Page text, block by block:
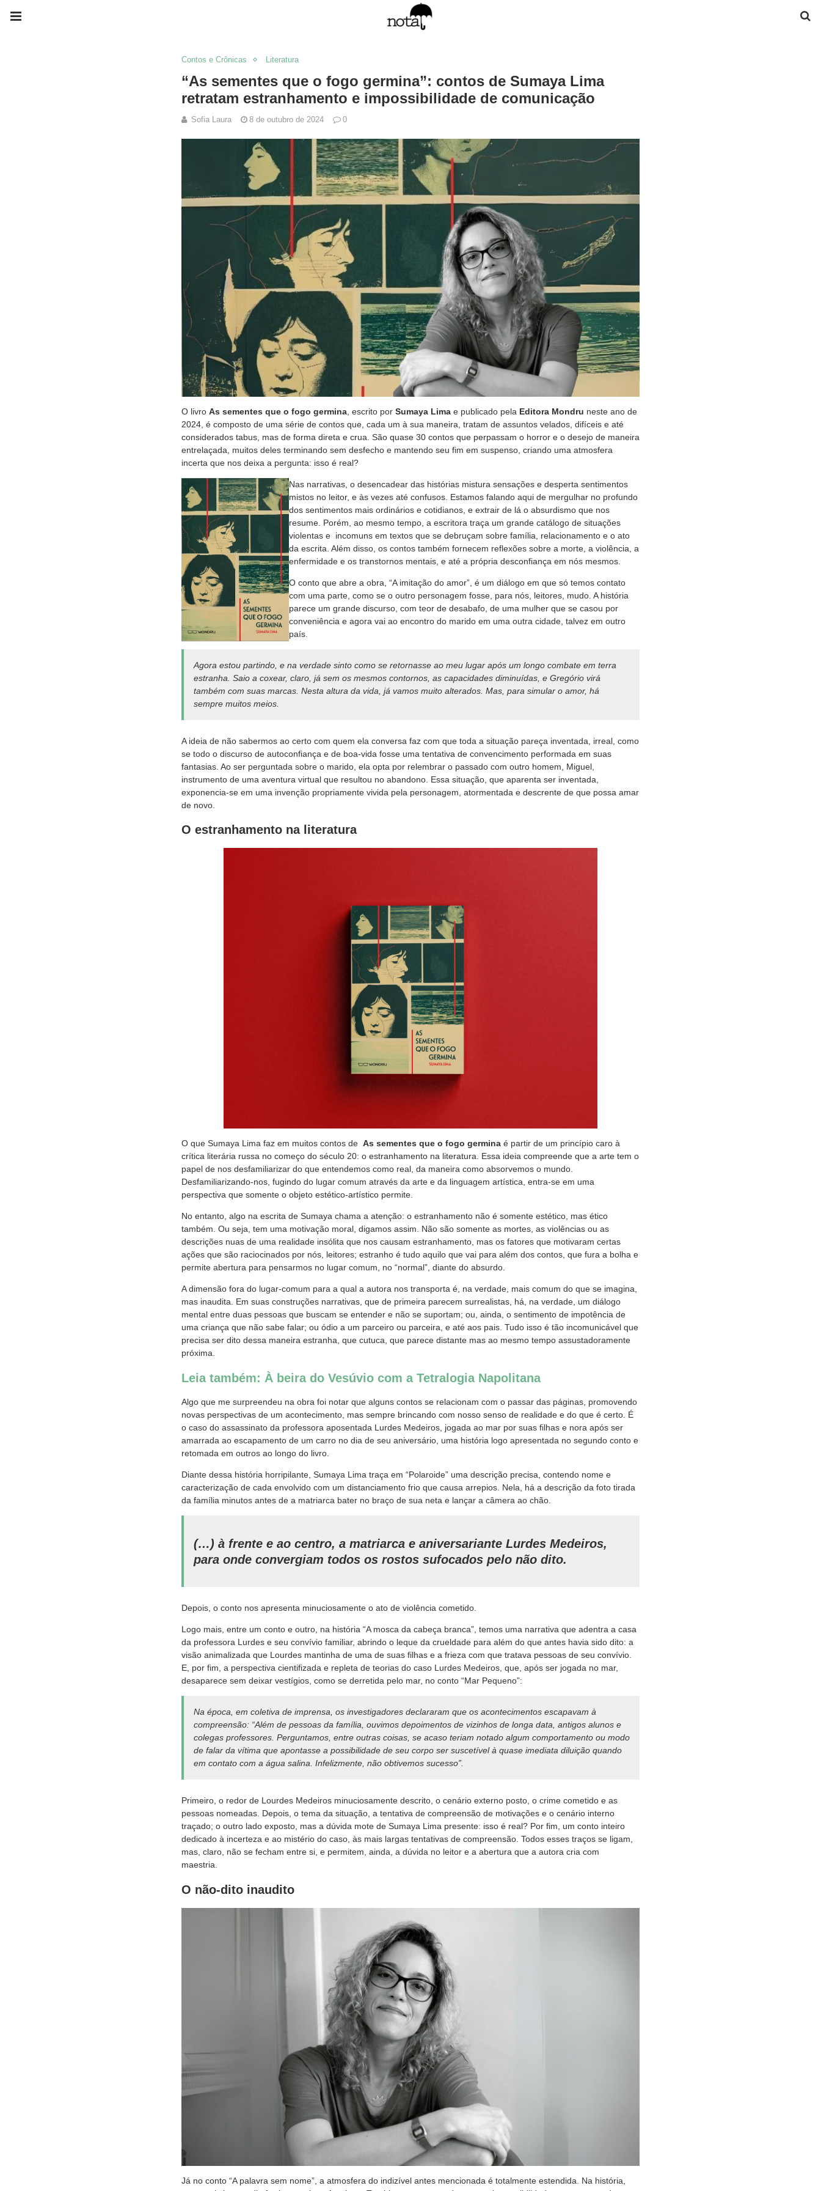
Contos e Crônicas Literatura
“As sementes que o fogo germina”: contos de Sumaya Lima
retratam estranhamento e impossibilidade de comunicação
Sofia Laura 8 de outubro de 2024 0
O livro As sementes que o fogo germina , escrito por Sumaya Lima e publicado pela Editora Mondru neste ano de
2024, é composto de uma série de contos que, cada um à sua maneira, tratam de assuntos velados, difíceis e até
considerados tabus, mas de forma direta e crua. São quase 30 contos que perpassam o horror e o desejo de maneira
entrelaçada, muitos deles terminando sem desfecho e mantendo seu fim em suspenso, criando uma atmosfera
incerta que nos deixa a pergunta: isso é real?
Nas narrativas, o desencadear das histórias mistura sensações e desperta sentimentos
mistos no leitor, e às vezes até confusos. Estamos falando aqui de mergulhar no profundo
dos sentimentos mais ordinários e cotidianos, e extrair de lá o absurdismo que nos
resume. Porém, ao mesmo tempo, a escritora traça um grande catálogo de situações
violentas e incomuns em textos que se debruçam sobre família, relacionamento e o ato
da escrita. Além disso, os contos também fornecem reflexões sobre a morte, a violência, a
enfermidade e os transtornos mentais, e até a própria desconfiança em nós mesmos.
O conto que abre a obra, “A imitação do amor”, é um diálogo em que só temos contato
com uma parte, como se o outro personagem fosse, para nós, leitores, mudo. A história
parece um grande discurso, com teor de desabafo, de uma mulher que se casou por
conveniência e agora vai ao encontro do marido em uma outra cidade, talvez em outro
país.
Agora estou partindo, e na verdade sinto como se retornasse ao meu lugar após um longo combate em terra
estranha. Saio a coxear, claro, já sem os mesmos contornos, as capacidades diminuídas, e Gregório virá
também com suas marcas. Nesta altura da vida, já vamos muito alterados. Mas, para simular o amor, há
sempre muitos meios.
A ideia de não sabermos ao certo com quem ela conversa faz com que toda a situação pareça inventada, irreal, como
se todo o discurso de autoconfiança e de boa-vida fosse uma tentativa de convencimento performada em suas
fantasias. Ao ser perguntada sobre o marido, ela opta por relembrar o passado com outro homem, Miguel,
instrumento de uma aventura virtual que resultou no abandono. Essa situação, que aparenta ser inventada,
exponencia-se em uma invenção propriamente vivida pela personagem, atormentada e descrente de que possa amar
de novo.
O estranhamento na literatura
O que Sumaya Lima faz em muitos contos de As sementes que o fogo germina é partir de um princípio caro à
crítica literária russa no começo do século 20: o estranhamento na literatura. Essa ideia compreende que a arte tem o
papel de nos desfamiliarizar do que entendemos como real, da maneira como absorvemos o mundo.
Desfamiliarizando-nos, fugindo do lugar comum através da arte e da linguagem artística, entra-se em uma
perspectiva que somente o objeto estético-artístico permite.
No entanto, algo na escrita de Sumaya chama a atenção: o estranhamento não é somente estético, mas ético
também. Ou seja, tem uma motivação moral, digamos assim. Não são somente as mortes, as violências ou as
descrições nuas de uma realidade insólita que nos causam estranhamento, mas os fatores que motivaram certas
ações que são raciocinados por nós, leitores; estranho é tudo aquilo que vai para além dos contos, que fura a bolha e
permite abertura para pensarmos no lugar comum, no “normal”, diante do absurdo.
A dimensão fora do lugar-comum para a qual a autora nos transporta é, na verdade, mais comum do que se imagina,
mas inaudita. Em suas construções narrativas, que de primeira parecem surrealistas, há, na verdade, um diálogo
mental entre duas pessoas que buscam se entender e não se suportam; ou, ainda, o sentimento de impotência de
uma criança que não sabe falar; ou ódio a um parceiro ou parceira, e até aos pais. Tudo isso é tão incomunicável que
precisa ser dito dessa maneira estranha, que cutuca, que parece distante mas ao mesmo tempo assustadoramente
próxima.
Leia também: À beira do Vesúvio com a Tetralogia Napolitana
Algo que me surpreendeu na obra foi notar que alguns contos se relacionam com o passar das páginas, promovendo
novas perspectivas de um acontecimento, mas sempre brincando com nosso senso de realidade e do que é certo. É
o caso do assassinato da professora aposentada Lurdes Medeiros, jogada ao mar por suas filhas e nora após ser
amarrada ao escapamento de um carro no dia de seu aniversário, uma história logo apresentada no segundo conto e
retomada em outros ao longo do livro.
Diante dessa história horripilante, Sumaya Lima traça em “Polaroide” uma descrição precisa, contendo nome e
caracterização de cada envolvido com um distanciamento frio que causa arrepios. Nela, há a descrição da foto tirada
da família minutos antes de a matriarca bater no braço de sua neta e lançar a câmera ao chão.
(…) à frente e ao centro, a matriarca e aniversariante Lurdes Medeiros,
para onde convergiam todos os rostos sufocados pelo não dito.
Depois, o conto nos apresenta minuciosamente o ato de violência cometido.
Logo mais, entre um conto e outro, na história “A mosca da cabeça branca”, temos uma narrativa que adentra a casa
da professora Lurdes e seu convívio familiar, abrindo o leque da crueldade para além do que antes havia sido dito: a
visão animalizada que Lourdes mantinha de uma de suas filhas e a frieza com que tratava pessoas de seu convívio.
E, por fim, a perspectiva cientifizada e repleta de teorias do caso Lurdes Medeiros, que, após ser jogada no mar,
desaparece sem deixar vestígios, como se derretida pelo mar, no conto “Mar Pequeno”:
Na época, em coletiva de imprensa, os investigadores declararam que os acontecimentos escapavam à
compreensão: “Além de pessoas da família, ouvimos depoimentos de vizinhos de longa data, antigos alunos e
colegas professores. Perguntamos, entre outras coisas, se acaso teriam notado algum comportamento ou modo
de falar da vítima que apontasse a possibilidade de seu corpo ser suscetível à quase imediata diluição quando
em contato com a água salina. Infelizmente, não obtivemos sucesso”.
Primeiro, o redor de Lourdes Medeiros minuciosamente descrito, o cenário externo posto, o crime cometido e as
pessoas nomeadas. Depois, o tema da situação, a tentativa de compreensão de motivações e o cenário interno
traçado; o outro lado exposto, mas a dúvida mote de Sumaya Lima presente: isso é real? Por fim, um conto inteiro
dedicado à incerteza e ao mistério do caso, às mais largas tentativas de compreensão. Todos esses traços se ligam,
mas, claro, não se fecham entre si, e permitem, ainda, a dúvida no leitor e a abertura que a autora cria com
maestria.
O não-dito inaudito
Já no conto “A palavra sem nome”, a atmosfera do indizível antes mencionada é totalmente estendida. Na história,